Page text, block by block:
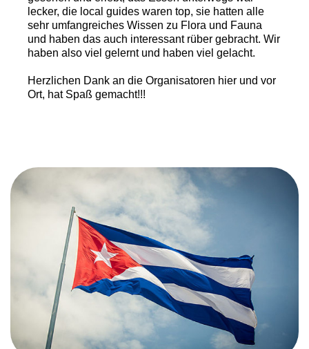
lecker, die local guides waren top, sie hatten alle
sehr umfangreiches Wissen zu Flora und Fauna
und haben das auch interessant rüber gebracht. Wir
haben also viel gelernt und haben viel gelacht.
Herzlichen Dank an die Organisatoren hier und vor
Ort, hat Spaß gemacht!!!